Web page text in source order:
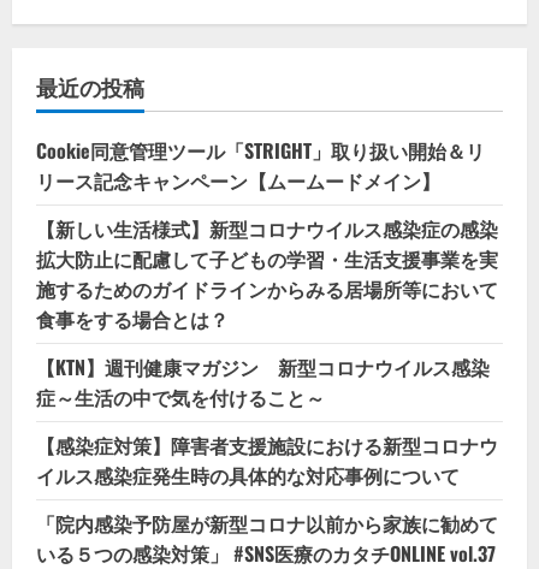
最近の投稿
Cookie同意管理ツール「STRIGHT」取り扱い開始＆リ
リース記念キャンペーン【ムームードメイン】
【新しい生活様式】新型コロナウイルス感染症の感染
拡大防止に配慮して子どもの学習・生活支援事業を実
施するためのガイドラインからみる居場所等において
食事をする場合とは？
【KTN】週刊健康マガジン 新型コロナウイルス感染
症～生活の中で気を付けること～
【感染症対策】障害者支援施設における新型コロナウ
イルス感染症発生時の具体的な対応事例について
「院内感染予防屋が新型コロナ以前から家族に勧めて
いる５つの感染対策」 #SNS医療のカタチONLINE vol.37